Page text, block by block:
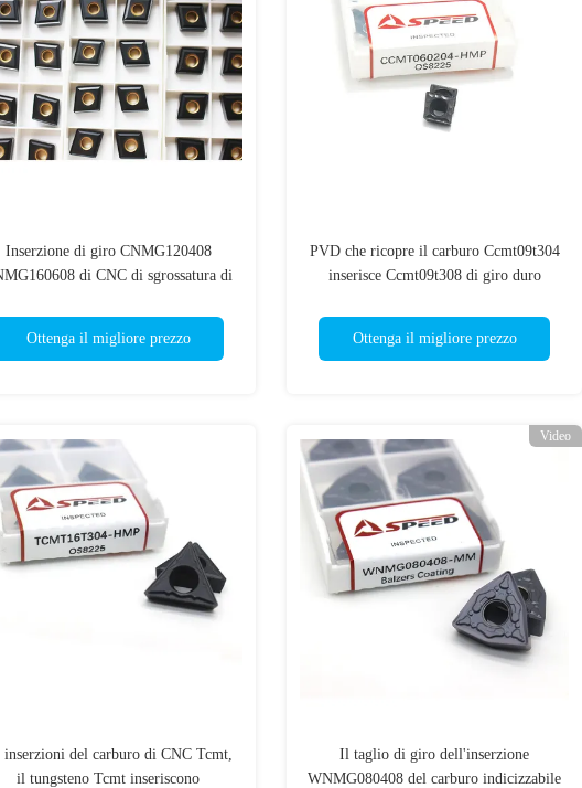
Inserzione di giro CNMG120408
di CNC di sgrossatura di
Ottenga il migliore prezzo
PVD che ricopre il carburo Ccmt09t304
inserisce Ccmt09t308 di giro duro
Ottenga il migliore prezzo
inserzioni del carburo di CNC Tcmt,
il tungsteno Tcmt inseriscono
Video
Il taglio di giro dell'inserzione
WNMG080408 del carburo indicizzabile